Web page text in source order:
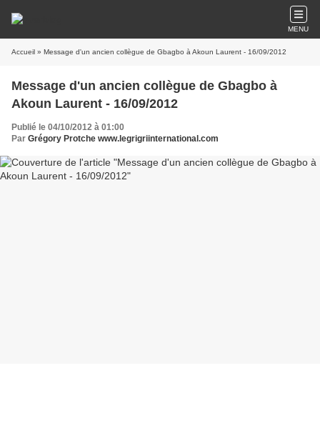
MENU
Accueil » Message d'un ancien collègue de Gbagbo à Akoun Laurent - 16/09/2012
Message d'un ancien collègue de Gbagbo à
Akoun Laurent - 16/09/2012
Publié le 04/10/2012 à 01:00
Par Grégory Protche www.legrigriinternational.com